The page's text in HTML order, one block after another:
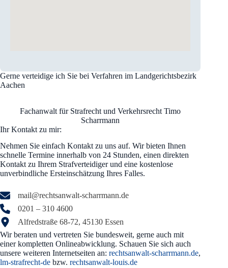
Gerne verteidige ich Sie bei Verfahren im Landgerichtsbezirk
Aachen
Fachanwalt für Strafrecht und Verkehrsrecht Timo
Scharrmann
Ihr Kontakt zu mir:
Nehmen Sie einfach Kontakt zu uns auf. Wir bieten Ihnen
schnelle Termine innerhalb von 24 Stunden, einen direkten
Kontakt zu Ihrem Strafverteidiger und eine kostenlose
unverbindliche Ersteinschätzung Ihres Falles.
mail@rechtsanwalt-scharrmann.de
0201 – 310 4600
Alfredstraße 68-72, 45130 Essen
Wir beraten und vertreten Sie bundesweit, gerne auch mit
einer kompletten Onlineabwicklung. Schauen Sie sich auch
unsere weiteren Internetseiten an: rechtsanwalt-scharrmann.de,
lm-strafrecht-de bzw. rechtsanwalt-louis.de